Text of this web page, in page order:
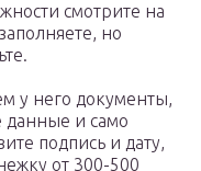
смотрите на
но
у него документы,
данные и само
подпись и дату,
от 300-500